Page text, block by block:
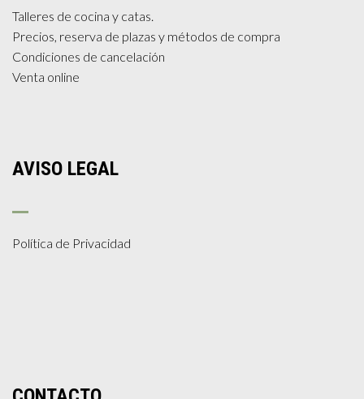
Talleres de cocina y catas.
Precios, reserva de plazas y métodos de compra
Condiciones de cancelación
Venta online
AVISO LEGAL
Política de Privacidad